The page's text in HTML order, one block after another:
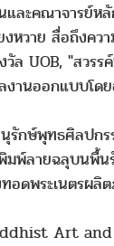
และคณาจาร
หวาย สื่อถึงค
ล UOB, "สว
านออกแบบโ
รักษ์พุทธศิลป
มพ์ลายฉลุบน
ดพระเนตรผ
Art